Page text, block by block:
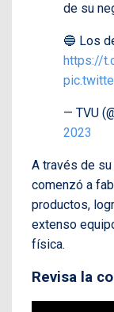
de su
🔵 Los
https://
— TVU
2023
A través de
comenzó a
productos,
extenso
física.
Revisa la